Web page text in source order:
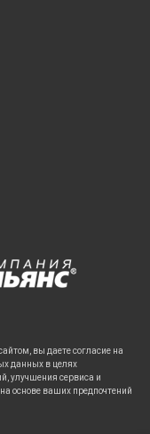
вы даете согласие на
данных в целях
улучшения сервиса и
основе ваших предпочтений